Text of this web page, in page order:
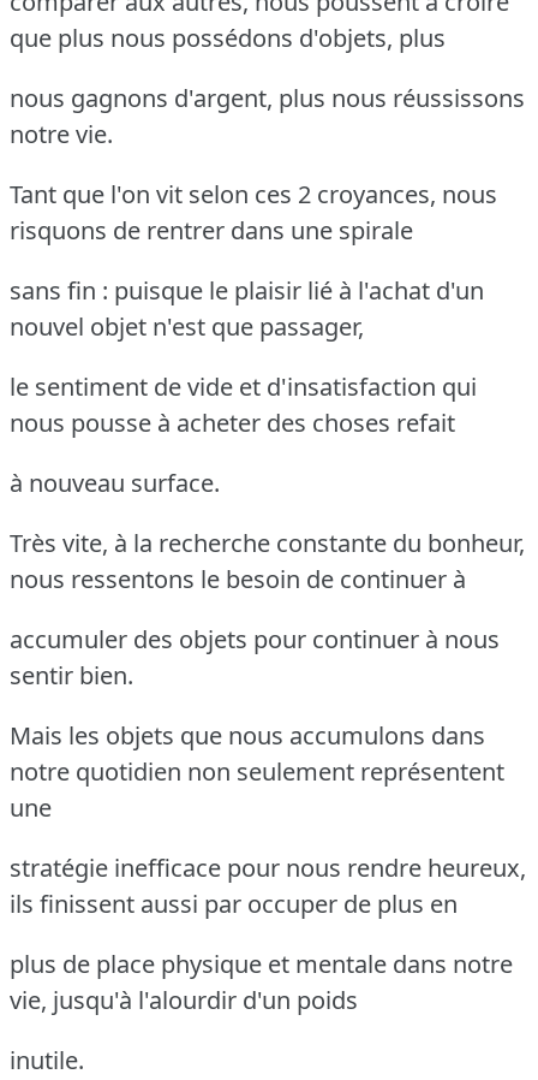
que plus nous possédons d'objets, plus
nous gagnons d'argent, plus nous réussissons
notre vie.
Tant que l'on vit selon ces 2 croyances, nous
risquons de rentrer dans une spirale
sans fin : puisque le plaisir lié à l'achat d'un
nouvel objet n'est que passager,
le sentiment de vide et d'insatisfaction qui
nous pousse à acheter des choses refait
à nouveau surface.
Très vite, à la recherche constante du bonheur,
nous ressentons le besoin de continuer à
accumuler des objets pour continuer à nous
sentir bien.
Mais les objets que nous accumulons dans
notre quotidien non seulement représentent
une
stratégie inefficace pour nous rendre heureux,
ils finissent aussi par occuper de plus en
plus de place physique et mentale dans notre
vie, jusqu'à l'alourdir d'un poids
inutile.